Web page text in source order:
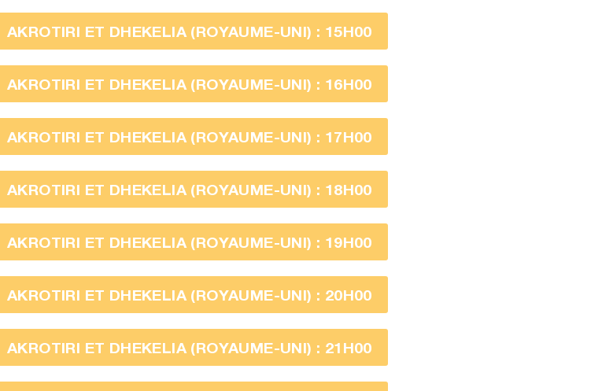
AKROTIRI ET DHEKELIA (ROYAUME-UNI) : 15H00
AKROTIRI ET DHEKELIA (ROYAUME-UNI) : 16H00
AKROTIRI ET DHEKELIA (ROYAUME-UNI) : 17H00
AKROTIRI ET DHEKELIA (ROYAUME-UNI) : 18H00
AKROTIRI ET DHEKELIA (ROYAUME-UNI) : 19H00
AKROTIRI ET DHEKELIA (ROYAUME-UNI) : 20H00
AKROTIRI ET DHEKELIA (ROYAUME-UNI) : 21H00